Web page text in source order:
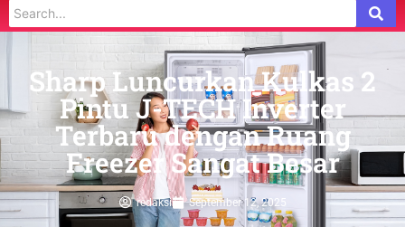
Sharp Luncurkan Kulkas 2
Pintu J-TECH Inverter
Terbaru dengan Ruang
Freezer Sangat Besar
redaksi September 12, 2025